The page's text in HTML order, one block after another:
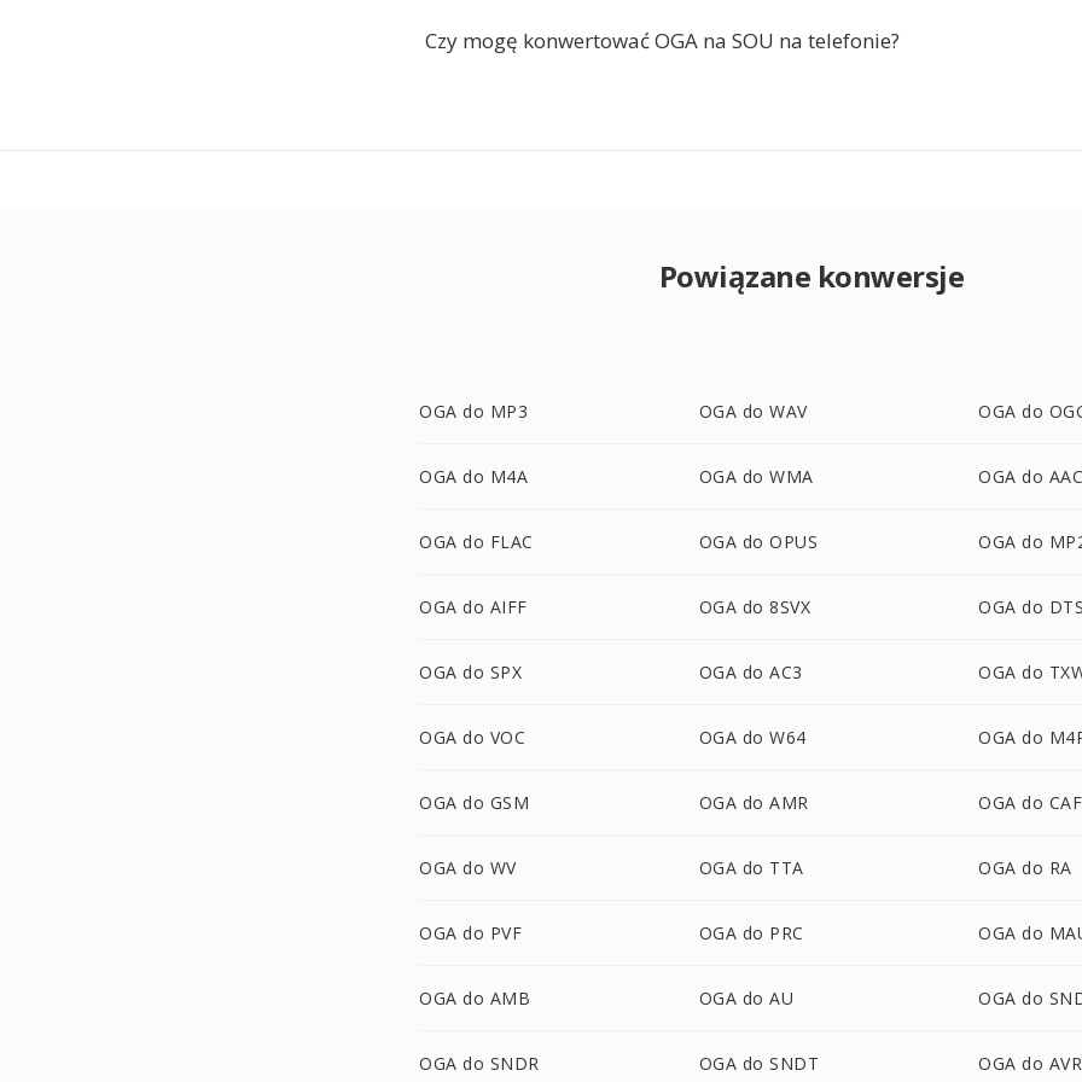
Czy mogę konwertować OGA na SOU na telefonie?
Powiązane konwersje
OGA do MP3 OGA do WAV OGA do
OGA do M4A OGA do WMA OGA do
OGA do FLAC OGA do OPUS OGA do
OGA do AIFF OGA do 8SVX OGA do
OGA do SPX OGA do AC3 OGA do
OGA do VOC OGA do W64 OGA do
OGA do GSM OGA do AMR OGA do CAF
OGA do WV OGA do TTA OGA do RA
OGA do PVF OGA do PRC OGA do
OGA do AMB OGA do AU OGA do
OGA do SNDR OGA do SNDT OGA do AVR